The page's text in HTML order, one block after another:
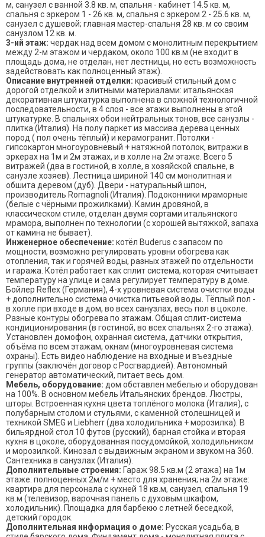
м, санузел с ванной 3.8 кв. м, спальня - кабинет 14.5 кв. м,
спальня с эркером 1 - 26 кв. м, спальня с эркером 2 - 25.6 кв. м,
санузел с душевой; главная мастер-спальня 28 кв. м со своим
санузлом 12 кв. м.
3-ий этаж: чердак над всем домом с монолитным перекрытием
между 2-м этажом и чердаком, около 100 кв.м (не входит в
площадь дома, не отделан, нет лестницы, но есть возможность
задействовать как полноценный этаж).
Описание внутренней отделки: красивый стильный дом с
дорогой отделкой и элитными материалами: итальянская
декоративная штукатурка выполнена в сложной технологичной
последовательности, в 4 слоя - все этажи выполнены в этой
штукатурке. В спальнях обои нейтральных тонов, все санузлы -
плитка (Италия). На полу паркет из массива дерева ценных
пород ( пол очень тёплый) и керамогранит. Потолки -
гипсокартон многоуровневый + натяжной потолок, витражи в
эркерах на 1м и 2м этажах, и в холле на 2м этаже. Всего 5
витражей (два в гостиной, в холле, в хозяйской спальне, в
санузле хозяев). Лестница шириной 140 см монолитная и
обшита деревом (дуб). Двери - натуральный шпон,
производитель Romagnoli (Италия). Подоконники мраморные
(белые с чёрными прожилками). Камин дровяной, в
классическом стиле, отделан двумя сортами итальянского
мрамора, выполнен по технологии (с хорошей вытяжкой, запаха
от камина не бывает).
Инженерное обеспечение: котёл Buderus с запасом по
мощности, возможно регулировать уровни обогрева как
отопления, так и горячей воды, разных этажей по отдельности
и гаража. Котёл работает как сплит система, которая считывает
температуру на улице и сама регулирует температуру в доме.
Бойлер Reflex (Германия), 4-х уровневая система очистки воды
+ дополнительно система очистка питьевой воды. Тёплый пол -
в холле при входе в дом, во всех санузлах, весь пол в цоколе.
Разные контуры обогрева по этажам. Общая сплит-система
кондиционирования (в гостиной, во всех спальнях 2-го этажа).
Установлен домофон, охранная система, датчики открытия,
объёма по всем этажам, окнам (многоуровневая система
охраны). Есть видео наблюдение на входные и въездные
группы (заключён договор с Росгвардией). Автономный
генератор автоматический, питает весь дом.
Мебель, оборудование: дом обставлен мебелью и оборудован
на 100%. В основном мебель Итальянских брендов. Люстры,
шторы. Встроенная кухня цвета топлёного молока (Италия), с
полубарным столом и стульями, с каменной столешницей и
техникой SMEG и Liebherr (два холодильника + морозилка). В
бильярдной стол 10 футов (русский), барная стойка и вторая
кухня в цоколе, оборудованная посудомойкой, холодильником
и морозилкой. Кинозал с выдвижным экраном и звуком на 360.
Сантехника в санузлах (Италия).
Дополнительные строения: Гараж 98.5 кв.м (2 этажа) на 1м
этаже: полноценных 2м/м + место для хранения; на 2м этаже:
квартира для персонала с кухней 18 кв.м, санузел, спальня 19
кв.м (телевизор, варочная панель с духовым шкафом,
холодильник). Площадка для барбекю с летней беседкой,
детский городок.
Дополнительная информация о доме: Русская усадьба, в